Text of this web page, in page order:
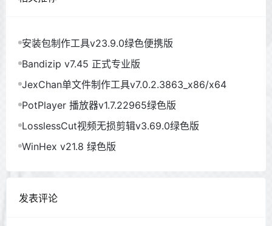
安装包制作工具v23.9.0绿色便携版
Bandizip v7.45 正式专业版
JexChan单文件制作工具v7.0.2.3863_x86/x64
PotPlayer 播放器v1.7.22965绿色版
LosslessCut视频无损剪辑v3.69.0绿色版
WinHex v21.8 绿色版
发表评论